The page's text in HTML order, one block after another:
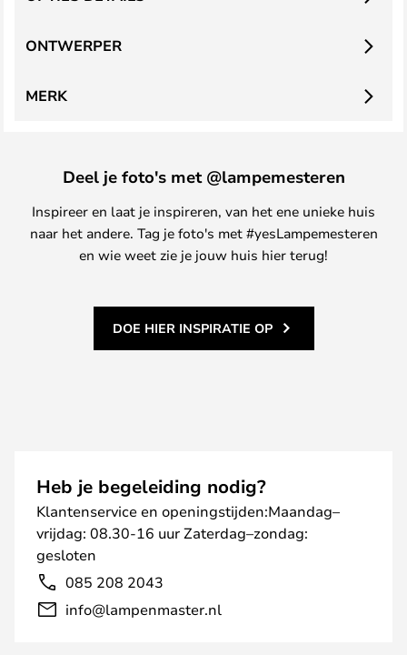
ONTWERPER
MERK
Deel je foto's met @lampemesteren
Inspireer en laat je inspireren, van het ene unieke huis
naar het andere. Tag je foto's met #yesLampemesteren
en wie weet zie je jouw huis hier terug!
DOE HIER INSPIRATIE OP
Heb je begeleiding nodig?
Klantenservice en openingstijden:Maandag–
vrijdag: 08.30-16 uur Zaterdag–zondag:
gesloten
085 208 2043
info@lampenmaster.nl